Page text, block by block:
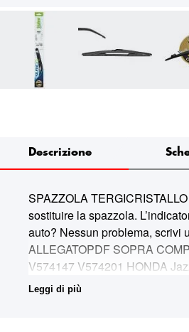
Descrizione
SPAZZOLA
sostituire la spazzola.
auto? Nessun problema, scrivi
ALLEGATOPDF SOPRA
V574147 V574201 HONDA
V574196 V574201 MAZDA
Leggi di più